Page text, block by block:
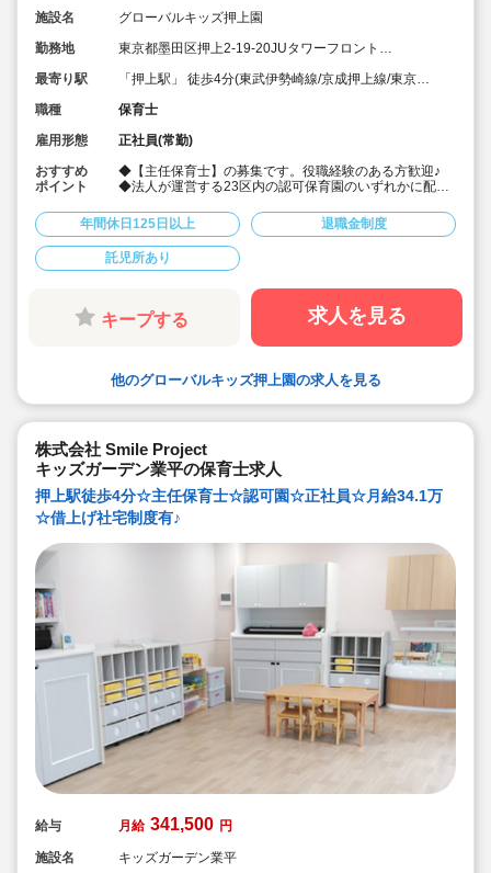
施設名
グローバルキッズ押上園
勤務地
東京都墨田区押上2-19-20JUタワーフロント
最寄り駅
「押上駅」 徒歩4分(東武伊勢崎線/京成押上線/東京メ
職種
保育士
雇用形態
正社員(常勤)
おすすめ
ポイント
◆【主任保育士】の募集です。役職経験のある方歓迎♪
◆法人が運営する23区内の認可保育園のいずれかに配属
◆月給341,000円～+賞与2ヶ月と好待遇☆
◆借上社宅制度・住宅手当あり
◆年間休日125日以上/キャリアを積みながらしっかりお
休みも取れて、プライベートと両立しやすい環境です♪
◆「チーム保育」を掲げ人間関係を大切にしています。
中途で馴染めるか不安な方やブランクのある方もご安心
方針の一環としており、職員たちの労働環境やライフワ
ークバランスがしっかり考えられています。
◆発達支援やアレルギーなどの専門研修、海外研修あ
年間休日125日以上 退職金制度
託児所あり
キープする 求人を見る
他のグローバルキッズ押上園の求人を見る
株式会社 Smile Project
キッズガーデン業平の保育士求人
押上駅徒歩4分☆主任保育士☆認可園☆正社員☆月給34.1万
☆借上げ社宅制度有♪
給与 月給 341,500 円
施設名 キッズガーデン業平